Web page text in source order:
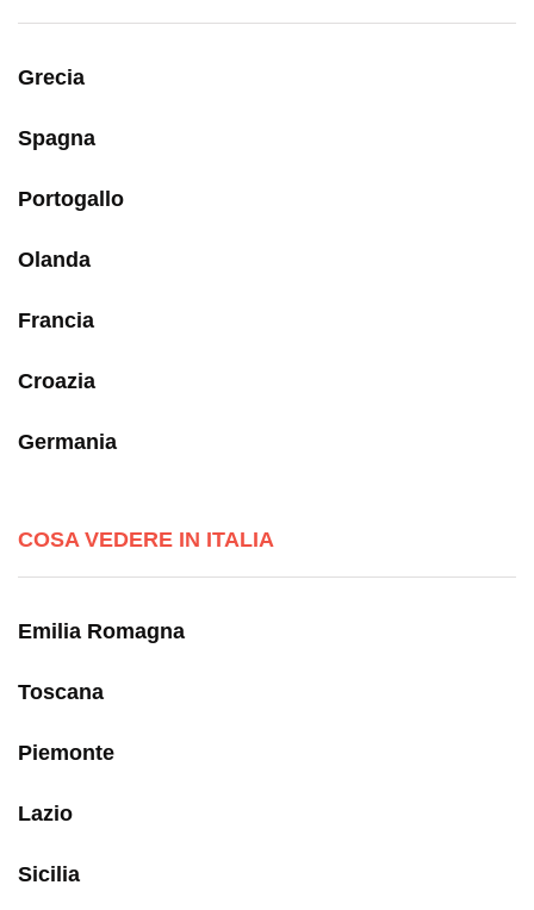
Grecia
Spagna
Portogallo
Olanda
Francia
Croazia
Germania
COSA VEDERE IN ITALIA
Emilia Romagna
Toscana
Piemonte
Lazio
Sicilia